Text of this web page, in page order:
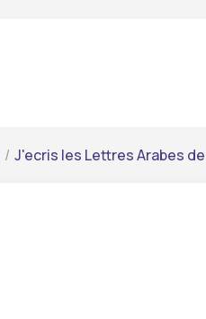
/ J'ecris les Lettres Arabes de